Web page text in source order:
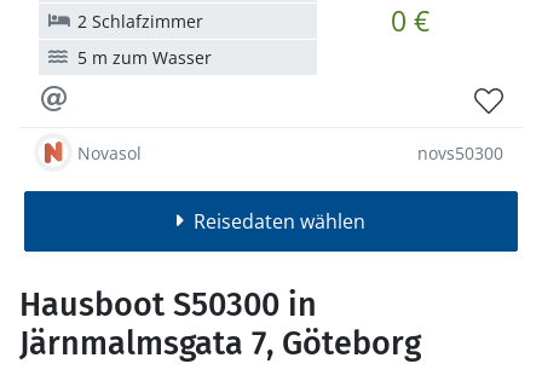
0 €
2 Schlafzimmer
5 m zum Wasser
Novasol novs50300
Reisedaten wählen
Hausboot S50300 in
Järnmalmsgata 7, Göteborg